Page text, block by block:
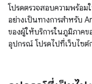
โปรดตรวจสอบความพร้อ
อย่างเป็นทางการสำหรับ
ของผู้ให้บริการในภูมิภาค
อุปกรณ์ โปรดไปที่เว็บไซ